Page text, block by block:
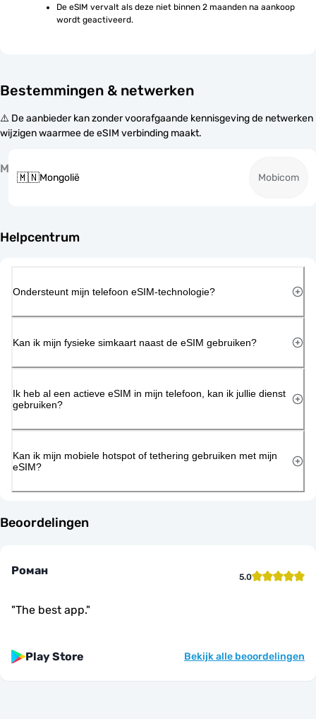
De eSIM vervalt als deze niet binnen 2 maanden na aankoop
wordt geactiveerd.
Bestemmingen & netwerken
⚠️ De aanbieder kan zonder voorafgaande kennisgeving de netwerken
wijzigen waarmee de eSIM verbinding maakt.
M
🇲🇳Mongolië Mobicom
Helpcentrum
Ondersteunt mijn telefoon eSIM-technologie?
Kan ik mijn fysieke simkaart naast de eSIM gebruiken?
Ik heb al een actieve eSIM in mijn telefoon, kan ik jullie dienst
gebruiken?
Kan ik mijn mobiele hotspot of tethering gebruiken met mijn
eSIM?
Beoordelingen
Роман 5.0
"The best app."
Play Store Bekijk alle beoordelingen